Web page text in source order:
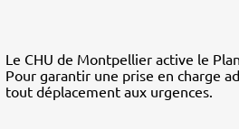
Le CHU de Montpellier active le
Pour garantir une prise en charge
tout déplacement aux urgences.